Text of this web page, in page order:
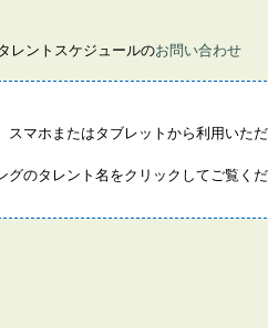
レントスケジュールのお問い合わせ
マホまたはタブレットから利用いた
グのタレント名をクリックしてご覧く